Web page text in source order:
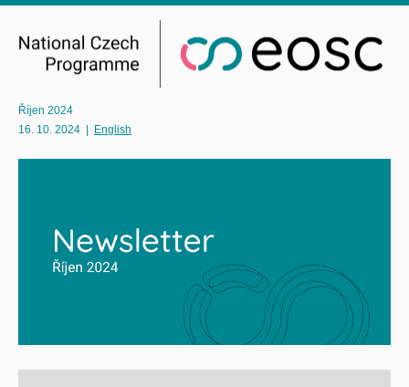
Říjen 2024
16. 10. 2024
English